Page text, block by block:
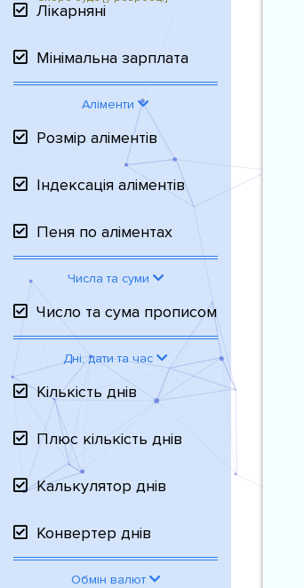
Лікарняні
Мінімальна зарплата
Аліменти
Розмір аліментів
Індексація аліментів
Пеня по аліментах
Числа та суми
Число та сума прописом
Дні, дати та час
Кількість днів
Плюс кількість днів
Калькулятор днів
Конвертер днів
Обмін валют